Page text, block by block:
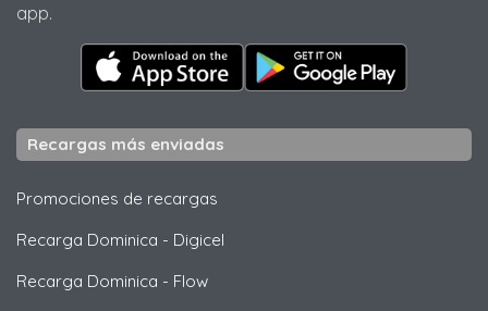
app.
Recargas más enviadas
Promociones de recargas
Recarga Dominica - Digicel
Recarga Dominica - Flow